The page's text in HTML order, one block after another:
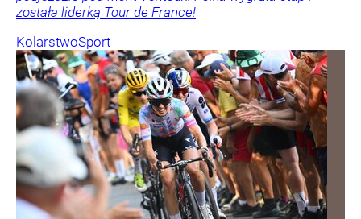
została liderką Tour de France!
KolarstwoSport